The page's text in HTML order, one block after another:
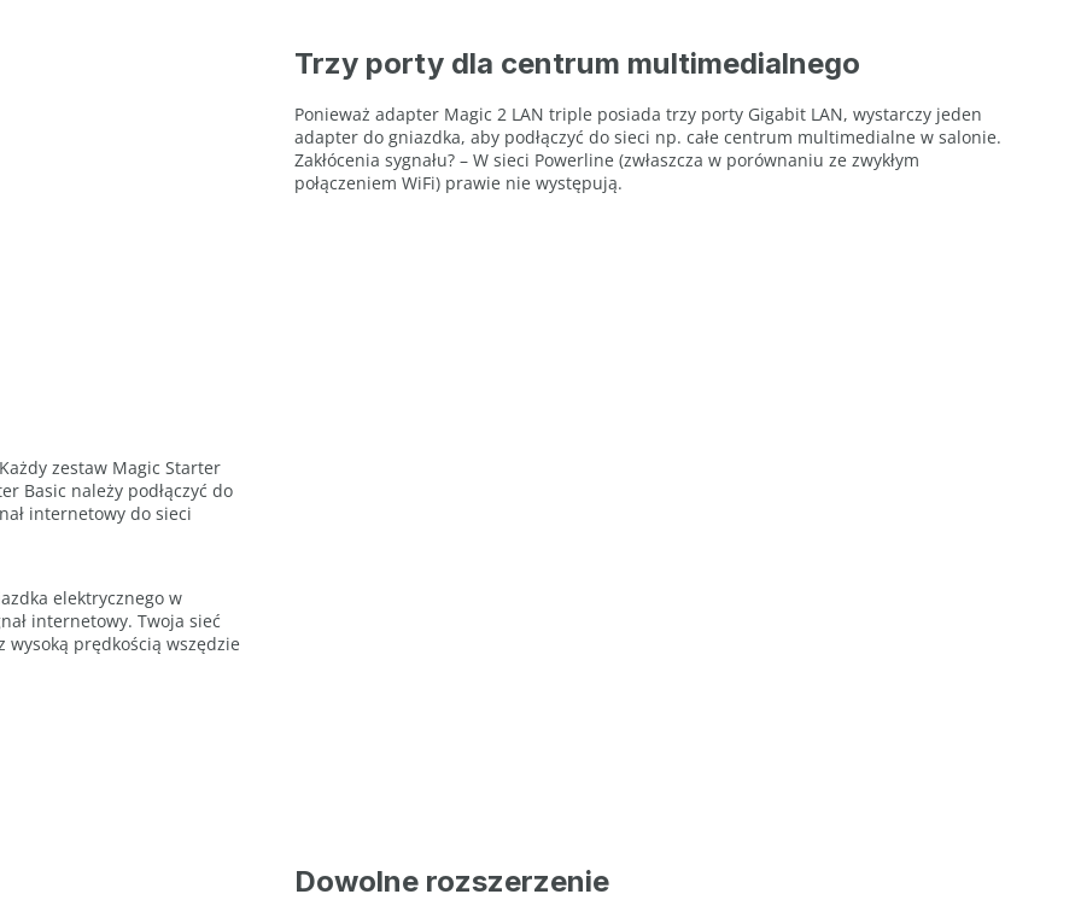
Trzy porty dla centrum multimedialnego
Ponieważ adapter Magic 2 LAN triple posiada trzy porty Gigabit LAN, wystarczy jeden
adapter do gniazdka, aby podłączyć do sieci np. całe centrum multimedialne w salonie.
Zakłócenia sygnału? – W sieci Powerline (zwłaszcza w porównaniu ze zwykłym
połączeniem WiFi) prawie nie występują.
zestaw Magic Starter
Basic należy podłączyć do
internetowy do sieci
elektrycznego w
internetowy. Twoja sieć
prędkością wszędzie
Dowolne rozszerzenie